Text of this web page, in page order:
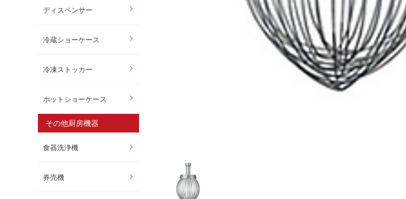
ディスペンサー
冷蔵ショーケース
冷凍ストッカー
ホットショーケース
その他厨房機器
食器洗浄機
券売機